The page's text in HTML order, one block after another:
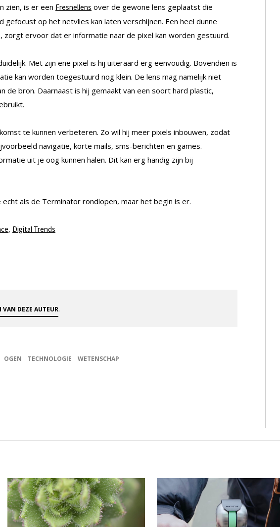
zien, is er een Fresnellens over de gewone lens geplaatst die
op het netvlies kan laten verschijnen. Een heel dunne
zorgt ervoor dat er informatie naar de pixel kan worden gestuurd.
Met zijn ene pixel is hij uiteraard erg eenvoudig. Bovendien is
kan worden toegestuurd nog klein. De lens mag namelijk niet
de bron. Daarnaast is hij gemaakt van een soort hard plastic,
te kunnen verbeteren. Zo wil hij meer pixels inbouwen, zodat
navigatie, korte mails, sms-berichten en games.
uit je oog kunnen halen. Dit kan erg handig zijn bij
als de Terminator rondlopen, maar het begin is er.
, Digital Trends
VAN DEZE AUTEUR.
OGEN TECHNOLOGIE WETENSCHAP